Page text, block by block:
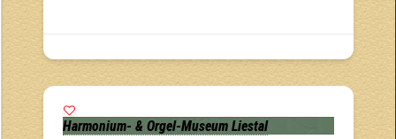
Harmonium- & Orgel-Museum Liestal